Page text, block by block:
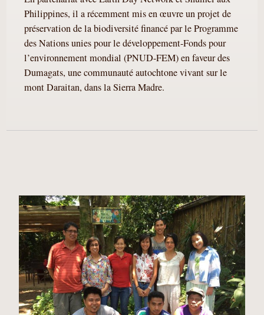
Philippines, il a récemment mis en œuvre un projet de
préservation de la biodiversité financé par le Programme
des Nations unies pour le développement-Fonds pour
l’environnement mondial (PNUD-FEM) en faveur des
Dumagats, une communauté autochtone vivant sur le
mont Daraitan, dans la Sierra Madre.